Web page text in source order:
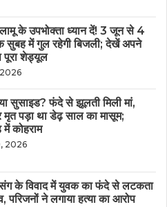
के उपभोक्ता ध्यान दें! 3 जून से 4
सुबह में गुल रहेगी बिजली; देखें अपने
पूरा शेड्यूल
सुसाइड? फंदे से झूलती मिली मां,
मृत पड़ा था डेढ़ साल का मासूम;
में कोहराम
2026
के विवाद में युवक का फंदे से लटकता
परिजनों ने लगाया हत्या का आरोप